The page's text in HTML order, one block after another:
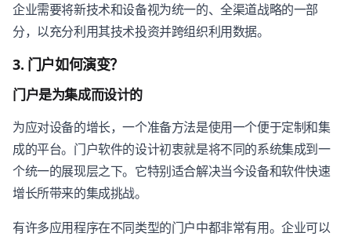
企业需要将新技术和设备视为统一的、全渠道战略的一部
分，以充分利用其技术投资并跨组织利用数据。
3. 门户如何演变？
门户是为集成而设计的
为应对设备的增长，一个准备方法是使用一个便于定制和集
成的平台。门户软件的设计初衷就是将不同的系统集成到一
个统一的展现层之下。它特别适合解决当今设备和软件快速
增长所带来的集成挑战。
有许多应用程序在不同类型的门户中都非常有用。企业可以